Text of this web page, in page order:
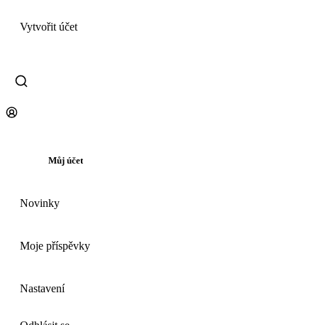
Vytvořit účet
Můj účet
Novinky
Moje příspěvky
Nastavení